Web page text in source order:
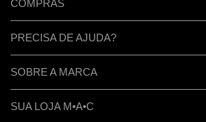
COMPRAS
PRECISA DE AJUDA?
SOBRE A MARCA
SUA LOJA M•A•C